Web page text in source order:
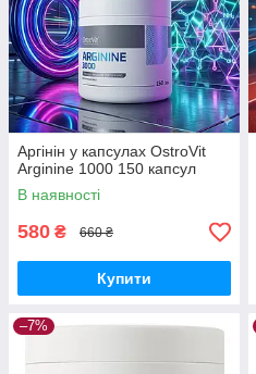
Аргінін у капсулах OstroVit
Arginine 1000 150 капсул
В наявності
580 ₴ 660 ₴
Купити
–7%